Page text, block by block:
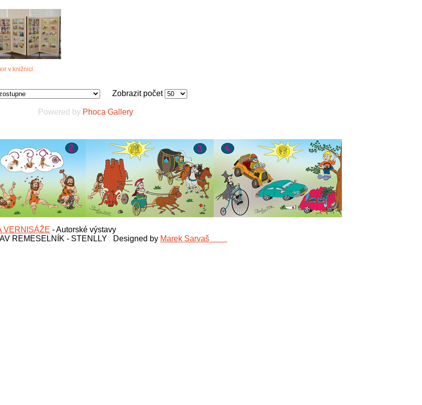
v knižnici.
Zobrazit počet
Powered by Phoca Gallery
VERNISÁŽE -Autorské výstavy
REMESELNÍK - STENLLY Designed by Marek Sarvaš